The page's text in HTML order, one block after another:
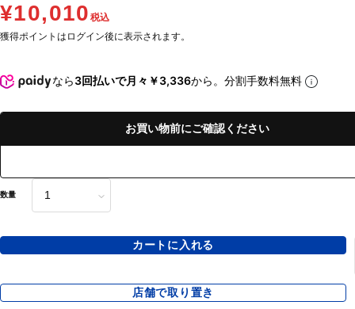
¥10,010 税込
獲得ポイントはログイン後に表示されます。
なら3回払いで月々￥3,336から。分割手数料無料
お買い物前にご確認ください
数量
カートに入れる
店舗で取り置き